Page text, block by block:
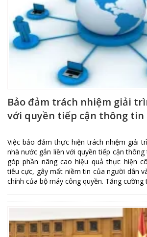
Bảo đảm trách nhiệm giải
với quyền tiếp cận thông tin
Việc bảo đảm thực hiện trách nhiệm giải
nhà nước gắn liền với quyền tiếp cận
góp phần nâng cao hiệu quả thực hiện
tiêu cực, gây mất niềm tin của người dân
chính của bộ máy công quyền. Tăng cường